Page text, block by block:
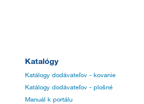
Katalógy
Katálogy dodávateľov - kovanie
Katálogy dodávateľov - plošné
Manuál k portálu